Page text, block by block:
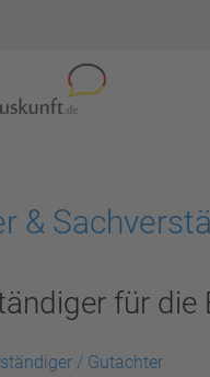
&
für die
/ Gutachter